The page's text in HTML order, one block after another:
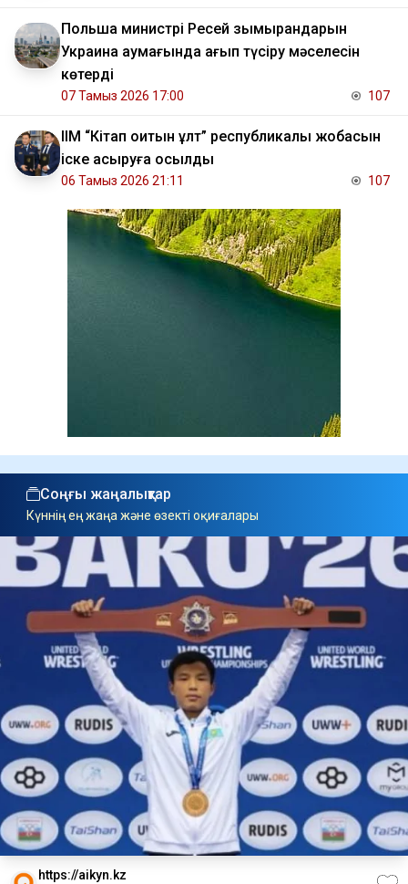
Польша министрі Ресей зымырандарын
Украина аумағында қағып түсіру мәселесін
көтерді
07 Тамыз 2026 17:00 107
ІІМ “Кітап оқитын ұлт” республикалық жобасын
іске асыруға қосылды
06 Тамыз 2026 21:11 107
Соңғы жаңалықтар
Күннің ең жаңа және өзекті оқиғалары
https://aikyn.kz